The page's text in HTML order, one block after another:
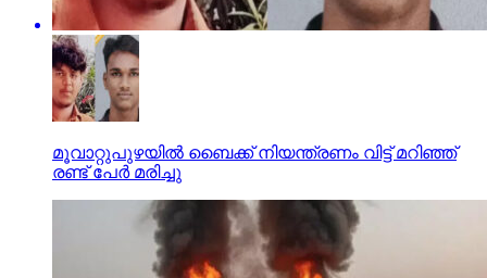
മൂവാറ്റുപുഴയില്‍ ബൈക്ക് നിയന്ത്രണം വിട്ട് മറിഞ്ഞ്
രണ്ട് പേര്‍ മരിച്ചു